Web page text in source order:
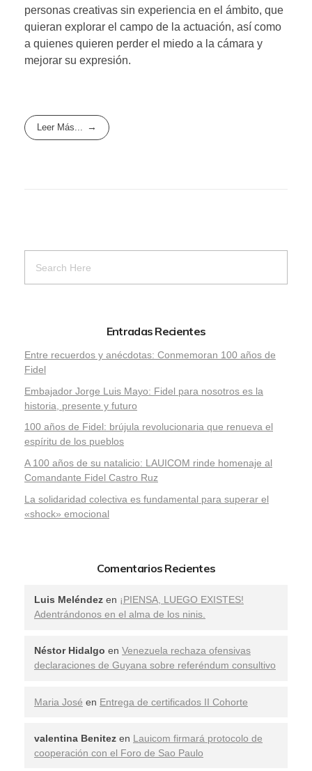
personas creativas sin experiencia en el ámbito, que
quieran explorar el campo de la actuación, así como
a quienes quieren perder el miedo a la cámara y
mejorar su expresión.
Leer Más...
Entradas Recientes
Entre recuerdos y anécdotas: Conmemoran 100 años de
Fidel
Embajador Jorge Luis Mayo: Fidel para nosotros es la
historia, presente y futuro
100 años de Fidel: brújula revolucionaria que renueva el
espíritu de los pueblos
A 100 años de su natalicio: LAUICOM rinde homenaje al
Comandante Fidel Castro Ruz
La solidaridad colectiva es fundamental para superar el
«shock» emocional
Comentarios Recientes
Luis Meléndez en ¡PIENSA, LUEGO EXISTES!
Adentrándonos en el alma de los ninis.
Néstor Hidalgo en Venezuela rechaza ofensivas
declaraciones de Guyana sobre referéndum consultivo
Maria José en Entrega de certificados II Cohorte
valentina Benitez en Lauicom firmará protocolo de
cooperación con el Foro de Sao Paulo